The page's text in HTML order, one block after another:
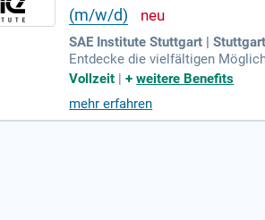
(m/w/d)
SAE Institute Stuttgart | Stuttgart
Entdecke die vielfältigen
aterial anfordern. Persönliche
eiche zu absolvieren und später
r und weitere Angebote in
Vollzeit |+weitere Benefits
mehr erfahren